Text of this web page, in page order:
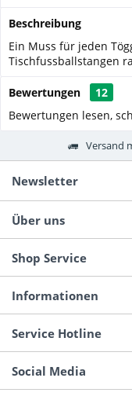
Beschreibung
Ein Muss für jeden
Tischfussballstangen
Bewertungen
12
Bewertungen lesen,
Versand
Newsletter
Über uns
Shop Service
Informationen
Service Hotline
Social Media